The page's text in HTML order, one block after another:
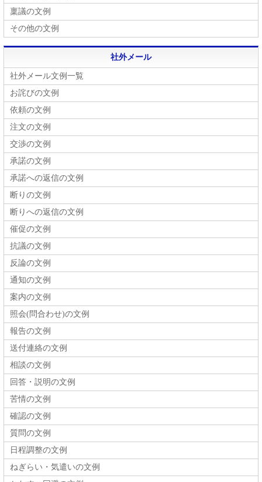
稟議の文例
その他の文例
社外メール
社外メール文例一覧
お詫びの文例
依頼の文例
注文の文例
交渉の文例
承諾の文例
承諾への返信の文例
断りの文例
断りへの返信の文例
催促の文例
抗議の文例
反論の文例
通知の文例
案内の文例
照会(問合わせ)の文例
報告の文例
送付連絡の文例
相談の文例
回答・説明の文例
苦情の文例
確認の文例
質問の文例
日程調整の文例
ねぎらい・気遣いの文例